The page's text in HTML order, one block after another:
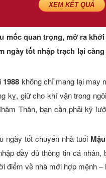
XEM KẾT QUẢ
mốc quan trọng, mở ra
ngày tốt nhập trạch lại
1988 không chỉ mang lại may
kỵ, giữ cho khí vận trong
Thân, bạn cần phải kỹ
ngày tốt chuyển nhà tuổi
đầy đủ thông tin cá
điểm về nhà mới hợp mệnh –